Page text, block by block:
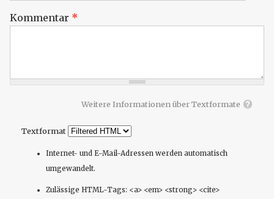
Kommentar *
Weitere Informationen über Textformate
Textformat
Internet- und E-Mail-Adressen werden automatisch
umgewandelt.
Zulässige HTML-Tags: <a> <em> <strong> <cite>